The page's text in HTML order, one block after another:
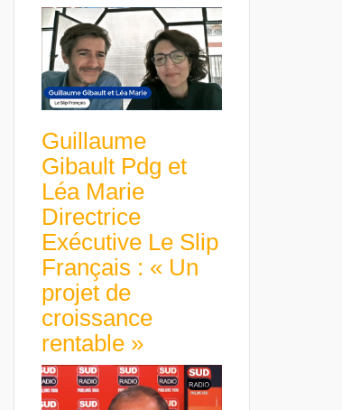
Guillaume
Gibault Pdg et
Léa Marie
Directrice
Exécutive Le Slip
Français : « Un
projet de
croissance
rentable »